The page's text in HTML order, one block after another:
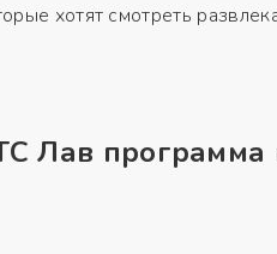
хотят смотреть
Лав программа